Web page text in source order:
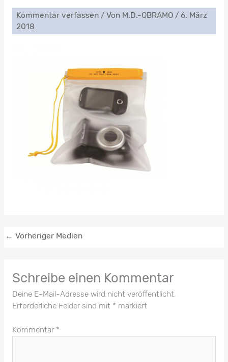
Kommentar verfassen / Von M.D.-OBRAMO / 6. März
2018
← Vorheriger Medien
Schreibe einen Kommentar
Deine E-Mail-Adresse wird nicht veröffentlicht.
Erforderliche Felder sind mit * markiert
Kommentar *